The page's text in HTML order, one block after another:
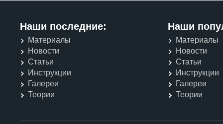
Наши последние:
Материалы
Новости
Статьи
Инструкции
Галереи
Теории
Наши
Материалы
Новости
Статьи
Инструкции
Галереи
Теории